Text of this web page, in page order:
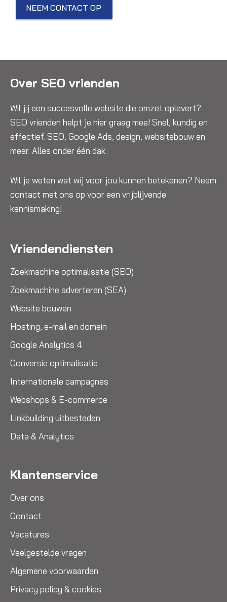
NEEM CONTACT OP
Over SEO vrienden
Wil jij een succesvolle website die omzet oplevert?
SEO vrienden helpt je hier graag mee! Snel, kundig en
effectief. SEO, Google Ads, design, websitebouw en
meer. Alles onder één dak.
Wil je weten wat wij voor jou kunnen betekenen? Neem
contact met ons op voor een vrijblijvende
kennismaking!
Vriendendiensten
Zoekmachine optimalisatie (SEO)
Zoekmachine adverteren (SEA)
Website bouwen
Hosting, e-mail en domein
Google Analytics 4
Conversie optimalisatie
Internationale campagnes
Webshops & E-commerce
Linkbuilding uitbesteden
Data & Analytics
Klantenservice
Over ons
Contact
Vacatures
Veelgestelde vragen
Algemene voorwaarden
Privacy policy & cookies